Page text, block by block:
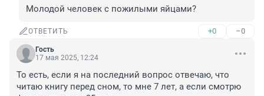
Молодой человек с пожилыми яйцами?
ОТВЕТИТЬ +0 –0
Гость
17 мая 2025, 12:24
То есть, если я на последний вопрос отвечаю, что
читаю книгу перед сном, то мне 7 лет, а если смотрю